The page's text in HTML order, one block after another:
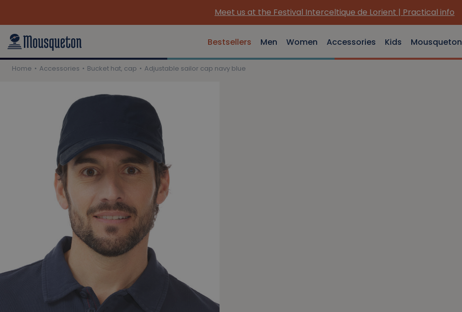
Meet us at the Festival Interceltique de Lorient | Practical info
Bestsellers Men Women Accessories Kids Mousqueton
Home Accessories Bucket hat, cap Adjustable sailor cap navy blue